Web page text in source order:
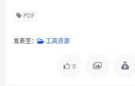
PDF
发表至： 工具资源
0